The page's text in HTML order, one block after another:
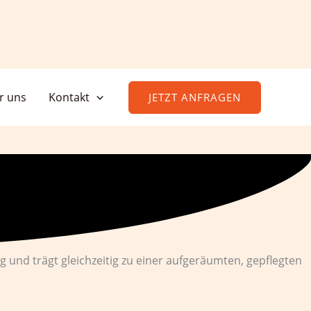
uns Kontakt JETZT ANFRAGEN
und trägt gleichzeitig zu einer aufgeräumten, gepflegten